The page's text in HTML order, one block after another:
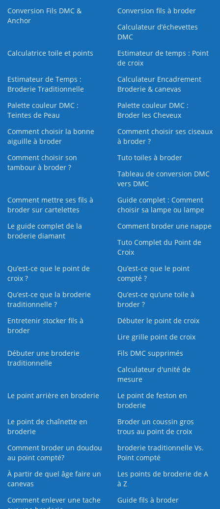
Conversion Fils DMC &
Anchor
Conversion fils à broder
Calculateur d’échevettes
DMC
Calculatrice toile et points
Estimateur de temps : Point
de croix
Estimateur de Temps :
Broderie Traditionnelle
Calculateur Encadrement
Broderie & canevas
Palette couleur DMC :
Teintes de Peau
Palette couleur DMC :
Broder les Cheveux
Comment choisir la bonne
aiguille à broder
Comment choisir ses ciseaux
à broder ?
Comment choisir son
tambour à broder ?
Tuto toiles à broder
Tableau de conversion DMC
vers DMC
Comment mettre ses fils à
broder sur cartelettes
Guide complet : Comment
choisir sa lampe ou lampe
Le guide complet de la
broderie diamant
Comment broder une nappe
Tuto Complet du Point de
Croix
Qu’est-ce que le point de
croix ?
Qu’est-ce que le point
compté ?
Qu’est-ce que la broderie
traditionnelle ?
Qu’est‑ce qu’une toile à
broder ?
Entretenir stocker fils à
broder
Débuter le point de croix
Lire grille point de croix
Débuter une broderie
traditionnelle
Fils DMC supprimés
Calculateur d'unité de
mesure
Le point arrière en broderie
Le point de feston en
broderie
Le point de chaînette en
broderie
Broder un coussin gros
trous au point de croix
Comment broder un doudou
au point compté?
broderie traditionnelle Vs.
Point compté
À partir de quel âge faire un
canevas
Les points de broderie de A
à Z
Comment enlever une tache
Guide fils à broder